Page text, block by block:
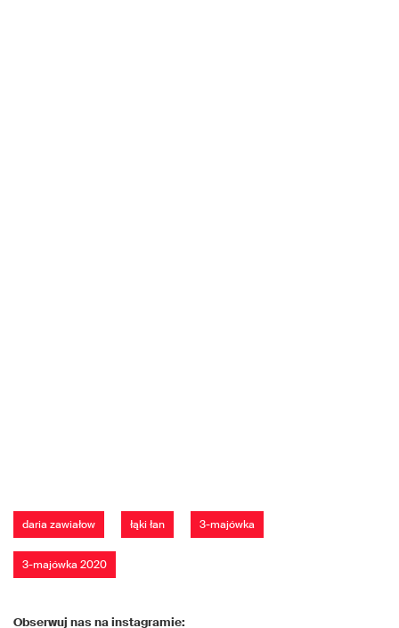
daria zawiałow łąki łan 3-majówka
3-majówka 2020
Obserwuj nas na instagramie: